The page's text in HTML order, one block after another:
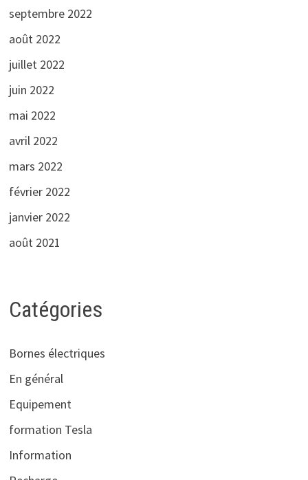
septembre 2022
août 2022
juillet 2022
juin 2022
mai 2022
avril 2022
mars 2022
février 2022
janvier 2022
août 2021
Catégories
Bornes électriques
En général
Equipement
formation Tesla
Information